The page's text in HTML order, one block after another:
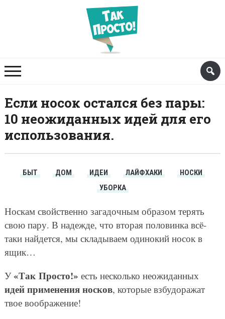
Если носок остался без пары:
10 неожиданных идей для его
использования.
БЫТ ДОМ ИДЕИ ЛАЙФХАКИ
НОСКИ
УБОРКА
Носкам свойственно загадочным образом терять
свою пару. В надежде, что вторая половинка всё-
таки найдется, мы складываем одинокий носок в
ящик…
У«Так Просто!» есть несколько неожиданных
идей применения носков, которые взбудоражат
твое воображение!